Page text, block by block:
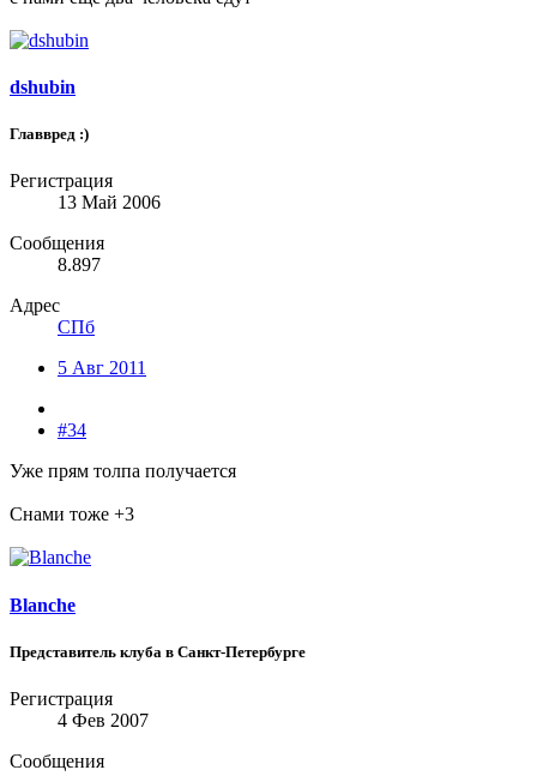
dshubin
Главвред :)
Регистрация
13 Май 2006
Сообщения
8.897
Адрес
СПб
5 Авг 2011
#34
Уже прям толпа получается
Снами тоже +3
Blanche
Представитель клуба в Санкт-Петербурге
Регистрация
4 Фев 2007
Сообщения